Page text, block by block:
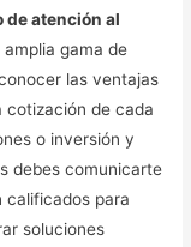
de atención al
gama de
las ventajas
de cada
o inversión y
debes comunicarte
calificados para
soluciones